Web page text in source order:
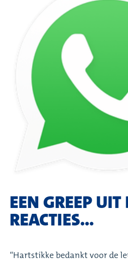
EEN GREEP UIT
REACTIES…
“Hartstikke bedankt voor de